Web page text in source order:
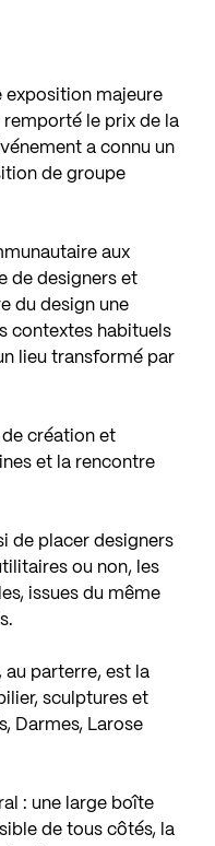
exposition majeure
remporté le prix de la
a connu un
de groupe
aux
de designers et
du design une
contextes habituels
lieu transformé par
création et
et la rencontre
de placer designers
ou non, les
issues du même
au parterre, est la
sculptures et
Darmes, Larose
: une large boîte
de tous côtés, la